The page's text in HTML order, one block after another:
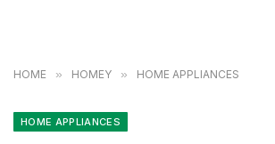
HOME » HOMEY » HOME APPLIANCES
HOME APPLIANCES